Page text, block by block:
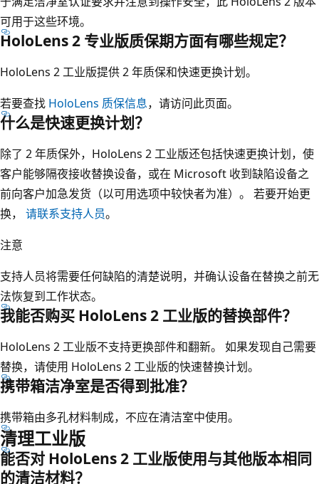
可用于这些环境。
HoloLens 2 专业版质保期方面有哪些规定？
HoloLens 2 工业版提供 2 年质保和快速更换计划。
若要查找 HoloLens 质保信息，请访问此页面。
什么是快速更换计划？
除了 2 年质保外，HoloLens 2 工业版还包括快速更换计划，使
客户能够隔夜接收替换设备，或在 Microsoft 收到缺陷设备之
前向客户加急发货（以可用选项中较快者为准）。 若要开始更
换， 请联系支持人员。
注意
支持人员将需要任何缺陷的清楚说明，并确认设备在替换之前无
法恢复到工作状态。
我能否购买 HoloLens 2 工业版的替换部件？
HoloLens 2 工业版不支持更换部件和翻新。 如果发现自己需要
替换，请使用 HoloLens 2 工业版的快速替换计划。
携带箱洁净室是否得到批准？
携带箱由多孔材料制成，不应在清洁室中使用。
清理工业版
能否对 HoloLens 2 工业版使用与其他版本相同
的清洁材料？